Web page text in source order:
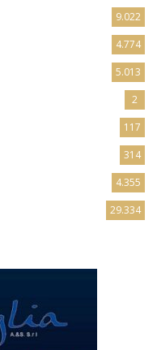
9.022
4.774
5.013
2
117
314
4.355
29.334